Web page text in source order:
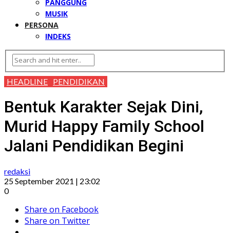
PANGGUNG
MUSIK
PERSONA
INDEKS
HEADLINE PENDIDIKAN
Bentuk Karakter Sejak Dini,
Murid Happy Family School
Jalani Pendidikan Begini
redaksi
25 September 2021 | 23:02
0
Share on Facebook
Share on Twitter